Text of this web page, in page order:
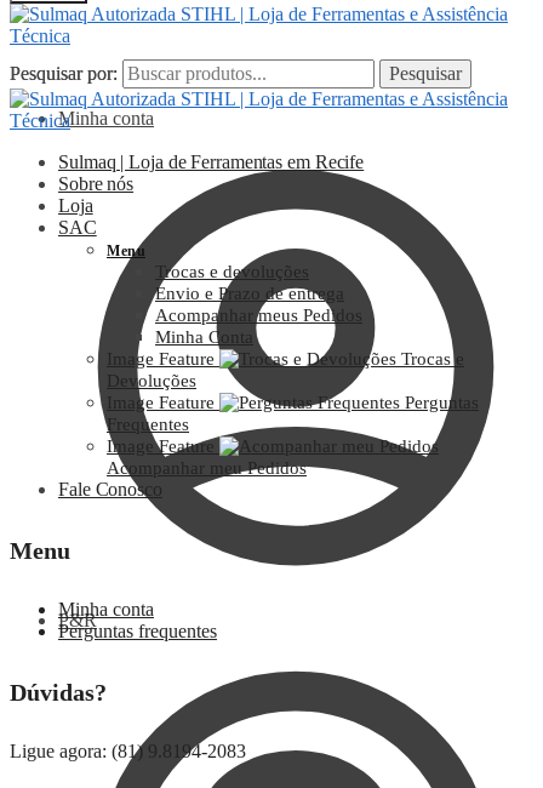
Pesquisar por: Pesquisar
Minha conta
P&R
Pesquisar por: Pesquisar
Sulmaq | Loja de Ferramentas em Recife
Sobre nós
Loja
SAC
Menu
Trocas e devoluções
Envio e Prazo de entrega
Acompanhar meus Pedidos
Minha Conta
Image Feature
Trocas e
Devoluções
Image Feature
Perguntas
Frequentes
Image Feature
Acompanhar meu Pedidos
Fale Conosco
Menu
Minha conta
Perguntas frequentes
Dúvidas?
Ligue agora: (81) 9.8194-2083